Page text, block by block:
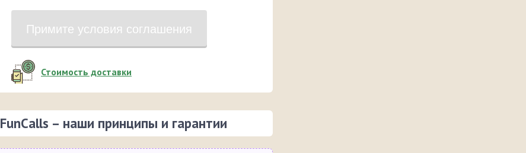
Примите условия соглашения
Стоимость доставки
FunCalls – наши принципы и гарантии